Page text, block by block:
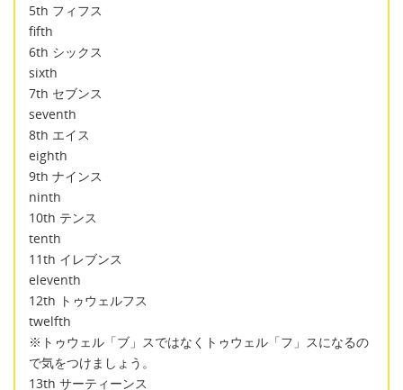
5th フィフス
fifth
6th シックス
sixth
7th セブンス
seventh
8th エイス
eighth
9th ナインス
ninth
10th テンス
tenth
11th イレブンス
eleventh
12th トゥウェルフス
twelfth
※トゥウェル「ブ」スではなくトゥウェル「フ」スになるの
で気をつけましょう。
13th サーティーンス